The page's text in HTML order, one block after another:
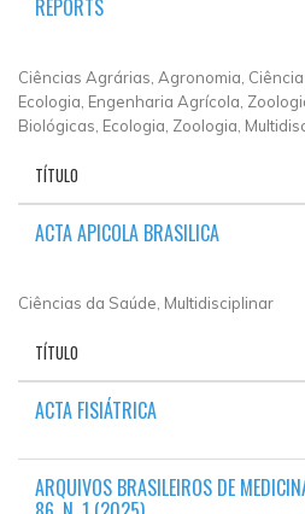
REPORTS
Ciências Agrárias, Agronomia,
Ecologia, Engenharia Agrícola,
Biológicas, Ecologia, Zoologia,
TÍTULO
ACTA APICOLA BRASILICA
Ciências da Saúde, Multidisciplinar
TÍTULO
ACTA FISIÁTRICA
ARQUIVOS BRASILEIROS DE